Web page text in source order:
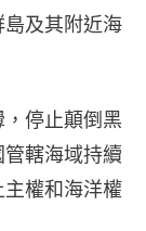
及其附近海
停止顛倒黑
轄海域持續
權和海洋權